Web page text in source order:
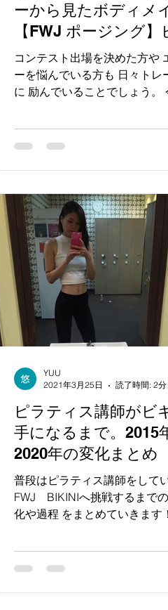
ーから見たボディメ
【FWJ ポージング】
競技
コンテスト出場を決めた方や
ーを悩んでいる方も 日々トレ
に 励んでいることでしょう。
ス講師YUUとして コンテスト
にために 私の思う大事なポイ
ピラティス講師がビ
手になるまで。2015
2020年の変化まとめ
普段はピラティス講師をして
FWJ BIKINIへ挑戦するまでの
化や過程 をまとめていきます
あります。。 元の骨格が違う
くても その体でしょ。 などな
YUU
2021年3月25日
読了時間: 2分